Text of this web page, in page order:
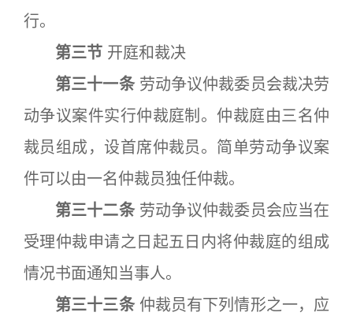
行。
第三节 开庭和裁决
第三十一条劳动争议仲裁委员会裁决劳
动争议案件实行仲裁庭制。仲裁庭由三名仲
裁员组成，设首席仲裁员。简单劳动争议案
件可以由一名仲裁员独任仲裁。
第三十二条劳动争议仲裁委员会应当在
受理仲裁申请之日起五日内将仲裁庭的组成
情况书面通知当事人。
第三十三条仲裁员有下列情形之一，应